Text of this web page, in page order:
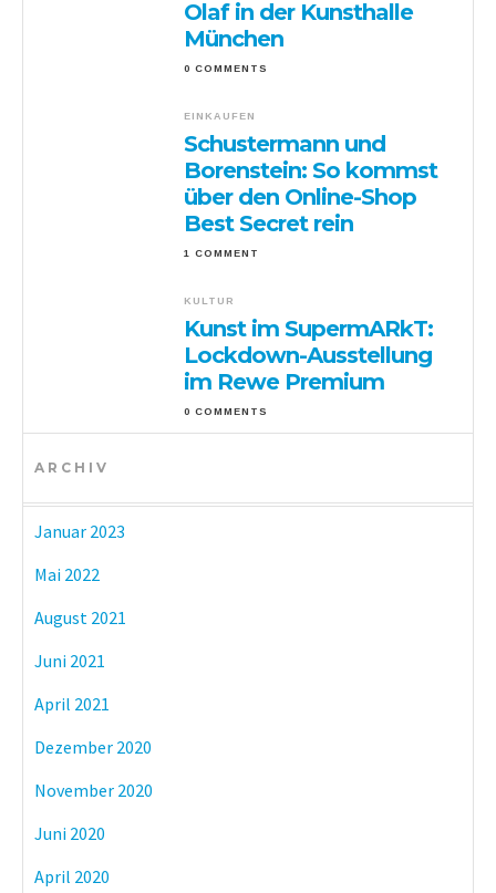
Olaf in der Kunsthalle
München
0 COMMENTS
EINKAUFEN
Schustermann und
Borenstein: So kommst
über den Online-Shop
Best Secret rein
1 COMMENT
KULTUR
Kunst im SupermARkT:
Lockdown-Ausstellung
im Rewe Premium
0 COMMENTS
ARCHIV
Januar 2023
Mai 2022
August 2021
Juni 2021
April 2021
Dezember 2020
November 2020
Juni 2020
April 2020